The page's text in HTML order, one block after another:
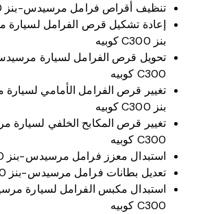
تنظيف أقراص فرامل مرسيدس-بنز C300 كوبيه
إعادة تشكيل قرص الفرامل
بنز C300 كوبيه
تحويل قرص الفرامل لسيارة
C300 كوبيه
تغيير قرص الفرامل الأمامي
بنز C300 كوبيه
تغيير قرص المكابح الخلفي لسيارة
C300 كوبيه
استبدال معزز فرامل مرسيدس-بنز C300 كوبيه
تعديل بطانات فرامل مرسيدس-بنز C300 كوبيه
استبدال مكبس الفرامل لسيارة
C300 كوبيه